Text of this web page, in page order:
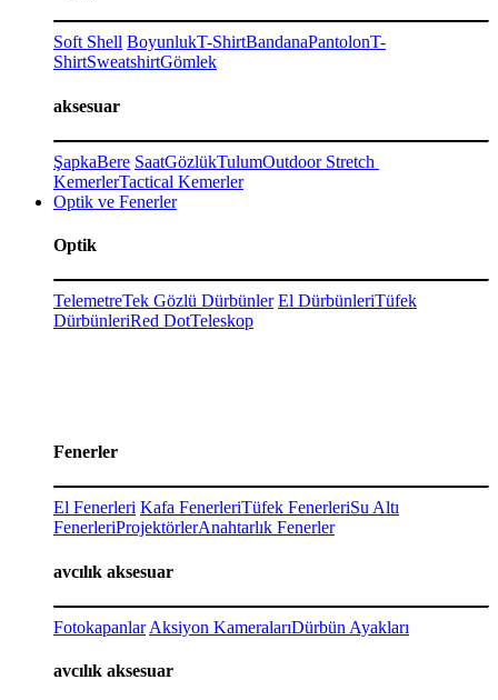
Soft Shell BoyunlukT-ShirtBandanaPantolonT-
ShirtSweatshirtGömlek
aksesuar
ŞapkaBere SaatGözlükTulumOutdoor Stretch
KemerlerTactical Kemerler
Optik ve Fenerler
Optik
TelemetreTek Gözlü Dürbünler El DürbünleriTüfek
DürbünleriRed DotTeleskop
Fenerler
El Fenerleri Kafa FenerleriTüfek FenerleriSu Altı
FenerleriProjektörlerAnahtarlık Fenerler
avcılık aksesuar
Fotokapanlar Aksiyon KameralarıDürbün Ayakları
avcılık aksesuar